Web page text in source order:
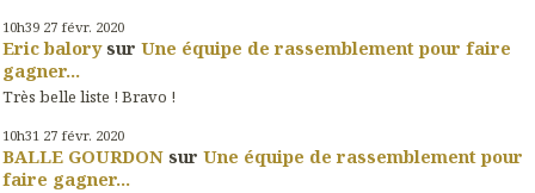
10h39 27 févr. 2020
Eric balorysur Une équipe de rassemblement pour faire
gagner...
Très belle liste ! Bravo !
10h31 27 févr. 2020
BALLE GOURDON sur Une équipe de rassemblement pour
faire gagner...